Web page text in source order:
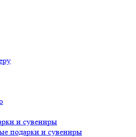
и сувениры
подарки и сувениры